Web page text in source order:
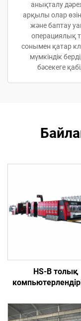
анықталу
арқылы олар
және баптау
операциялық
сонымен қатар
мүмкіндік
бәсекеге
HS-B толық
жылдамдықта
істейтін